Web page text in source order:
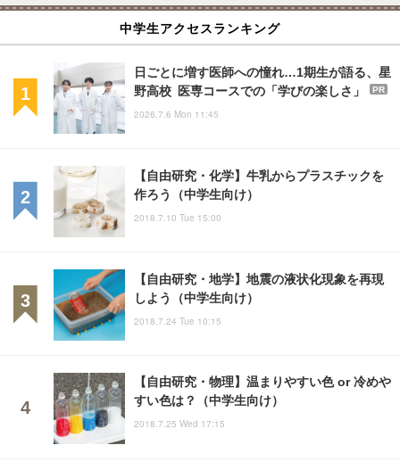
中学生アクセスランキング
日ごとに増す医師への憧れ…1期生が語る、星
野高校 医専コースでの「学びの楽しさ」
PR
2026.7.6 Mon 11:45
【自由研究・化学】牛乳からプラスチックを
作ろう（中学生向け）
2018.7.10 Tue 15:00
【自由研究・地学】地震の液状化現象を再現
しよう（中学生向け）
2018.7.24 Tue 10:15
【自由研究・物理】温まりやすい色 or 冷めや
すい色は？（中学生向け）
2018.7.25 Wed 17:15